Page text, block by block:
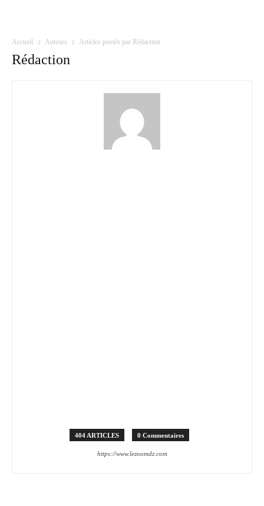
Accueil Auteurs Articles postés par Rédaction
Rédaction
404 ARTICLES 0 Commentaires
https://www.lezoomdz.com